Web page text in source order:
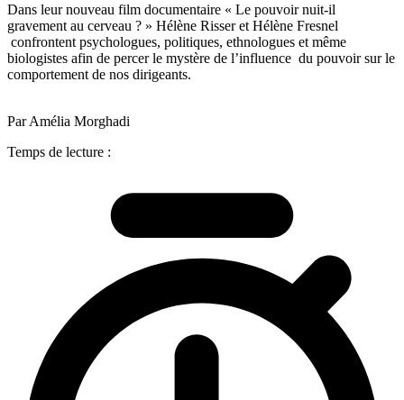
Dans leur nouveau film documentaire « Le pouvoir nuit-il
gravement au cerveau ? » Hélène Risser et Hélène Fresnel
confrontent psychologues, politiques, ethnologues et même
biologistes afin de percer le mystère de l’influence du pouvoir sur le
comportement de nos dirigeants.
Par Amélia Morghadi
Temps de lecture :